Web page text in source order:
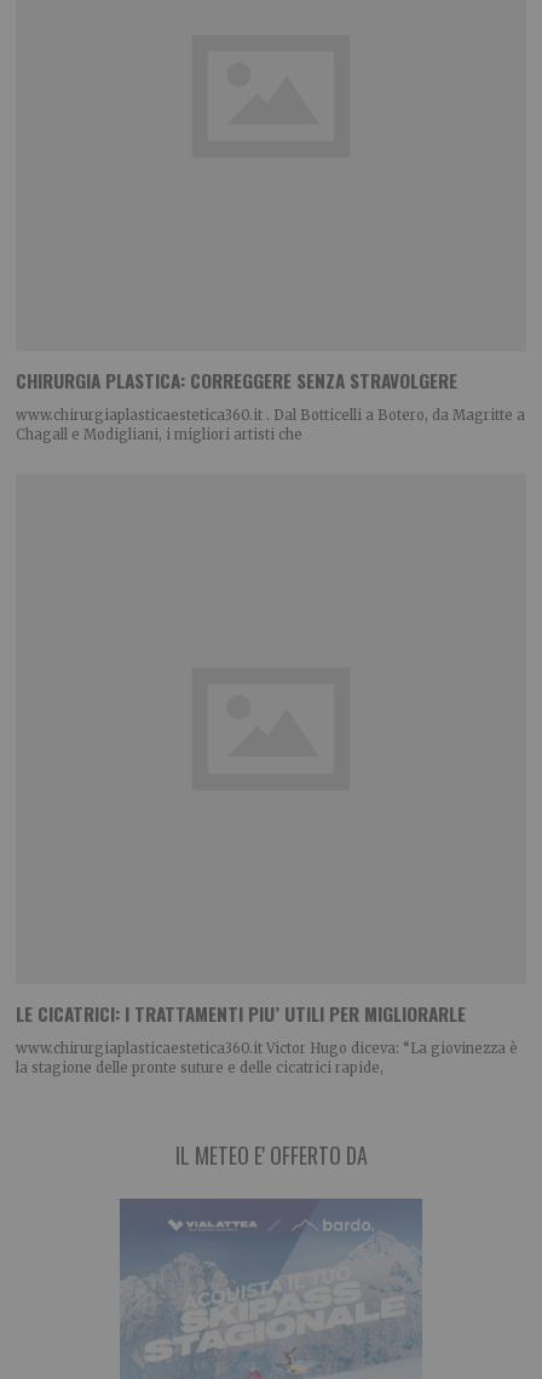
CHIRURGIA PLASTICA: CORREGGERE SENZA STRAVOLGERE
www.chirurgiaplasticaestetica360.it . Dal Botticelli a Botero, da Magritte a
Chagall e Modigliani, i migliori artisti che
LE CICATRICI: I TRATTAMENTI PIU’ UTILI PER MIGLIORARLE
www.chirurgiaplasticaestetica360.it Victor Hugo diceva: “La giovinezza è
la stagione delle pronte suture e delle cicatrici rapide,
IL METEO E' OFFERTO DA